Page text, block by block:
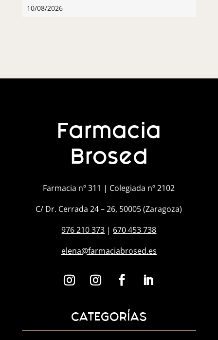
10/08/2026
Farmacia
Brosed
Farmacia nº 311 | Colegiada nº 2102
C/ Dr. Cerrada 24 – 26, 50005 (Zaragoza)
976 210 373 | 670 453 738
elena@farmaciabrosed.es
CATEGORÍAS